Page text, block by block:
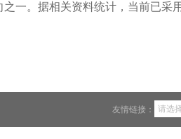
一。据相关资料统计，当前已采
请选
友情链接：